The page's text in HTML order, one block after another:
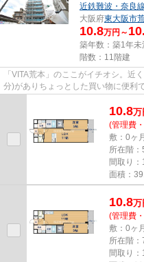
近鉄難波・奈良線
大阪府東大阪市
10.8万円～
築年数：築1年未
階数：11階建
「VITA荒本」のここがイチオシ。近
分)がありちょっとした買い物に便利
き場など様々な設備やサー...
10.8万
(管理費
敷：0ヶ
所在階：
間取り：
面積：
10.8万
(管理費
敷：0ヶ
所在階：
間取り：